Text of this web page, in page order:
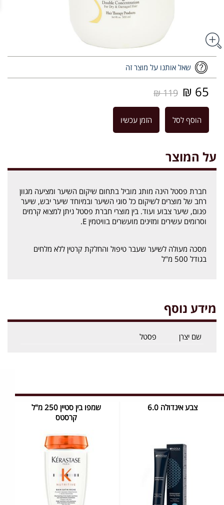
שאל אותנו על מוצר זה
65 ₪
119 ₪
הוסף לסל הזמן עכשיו
על המוצר
חברת פסטל הינה מותג מוביל בתחום שיקום השיער ומציעה מגוון
רחב של מוצרים לשיקום כל סוגי השיער ובמיוחד שיער יבש, שיער
פגום, שיער צבוע ועוד. בין מוצרי חברת פסטל ניתן למצוא קרמים
וסרומים עשירים ומזינים מועשרים בוויטמין E.
מסכה מעולה לשיער שעבר טיפול והחלקת קרטין ללא מלחים
בגודל 500 מ"ל
מידע נוסף
שם יצרן פסטל
צבע אינדולה 6.0
שמפו בין סטיין 250 מ"ל
קרסטס